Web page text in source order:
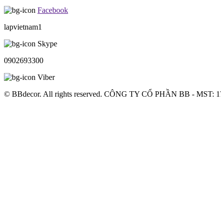
Facebook
lapvietnam1
Skype
0902693300
Viber
© BBdecor. All rights reserved. CÔNG TY CỔ PHẦN BB - MST: